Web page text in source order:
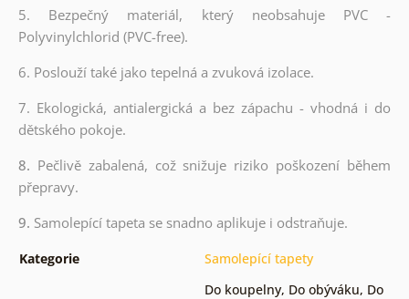
5. Bezpečný materiál, který neobsahuje PVC -
Polyvinylchlorid (PVC-free).
6. Poslouží také jako tepelná a zvuková izolace.
7. Ekologická, antialergická a bez zápachu - vhodná i do
dětského pokoje.
8. Pečlivě zabalená, což snižuje riziko poškození během
přepravy.
9. Samolepící tapeta se snadno aplikuje i odstraňuje.
Kategorie Samolepící tapety
Do koupelny, Do obýváku, Do